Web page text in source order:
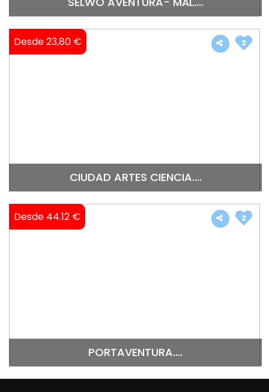
Desde 23,80 €
CIUDAD ARTES CIENCIA....
2
Desde 44.12 €
PORTAVENTURA....
2